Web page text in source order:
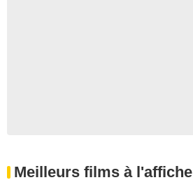
Meilleurs films à l'affiche